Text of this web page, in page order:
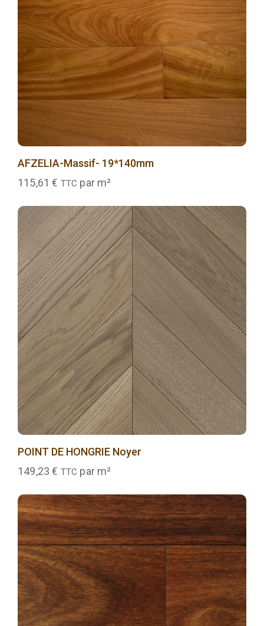
AFZELIA-Massif- 19*140mm
115,61€ TTC par m²
POINT DE HONGRIE Noyer
149,23€ TTC par m²